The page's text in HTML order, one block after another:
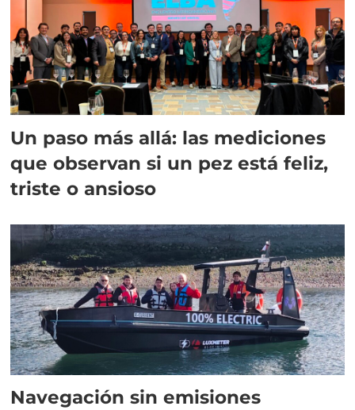
Un paso más allá: las mediciones
que observan si un pez está feliz,
triste o ansioso
Navegación sin emisiones